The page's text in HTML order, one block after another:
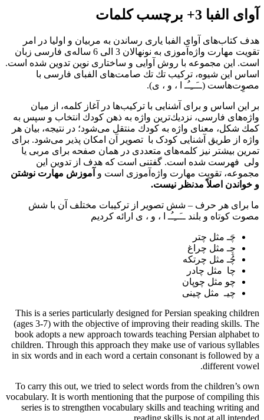
آوای الفبا 3+ برچسب کلمات
هدف كتاب‌های آوای الفبا یاری رساندن به مربیان و اولیا در امر
تقویت مهارت واژه‌آموزی به نونهالان 3 الی 6 ساله‌ی فارسی زبان
است. این مجموعه با روش آوایی و ساختاری نوین تدوین شده است.
اساس این شیوه، تركیب تك تك صامت‌های الفبای فارسی با
مصوِت‌هاست (ــَــِـُـ ا ، و ، ی).
بر این اساس و برای آشنایی با تركیب‌ها در آغاز کلمه، از میان
واژه‌های فارسی، نزدیك‌‌ترین واژه به ذهن كودك انتخاب و سپس به
كمك شكل، معنای واژه به كودك منتقل می‌شود؛ در نتیجه، بیان هر
واژه از طریق آشنایی کودک با تصویر آن امكان پذیر می‌شود. برای
تمرین بیشتر نیز كلمه‌های متعددی در همان صفحه برای مربی یا
ولی فهرست شده است. گفتنی است كه هدف از تدوین این
مجموعه، تقویت مهارت واژه‌آموزی است و آموزش مهارت نوشتن
و خواندن اصلاً مدنظر نیست.
ما برای هر حرف – شش تصویر از ترکیبات مختلف آن با شش
مصوت کوتاه و بلند ــَــِـُـ ا ، و ، ی ارائه کردیم
چَـ مثل چتر
چِـ مثل چراغ
چُـ مثل چرتکه
چا مثل چادر
چو مثل چوپان
چیـ مثل چینی
This is a series particularly designed for Persian speaking children
(ages 3-7) with the objective of improving their reading skills. The
book adopts a new approach towards teaching Persian alphabet to
children. Through this approach they make use of various syllables
in six words and in each word a certain consonant is followed by a
different vowel.
To carry this out, we tried to select words from the children’s own
vocabulary. It is worth mentioning that the purpose of compiling this
series is to strengthen vocabulary skills and teaching writing and
reading skills is not at all intended.